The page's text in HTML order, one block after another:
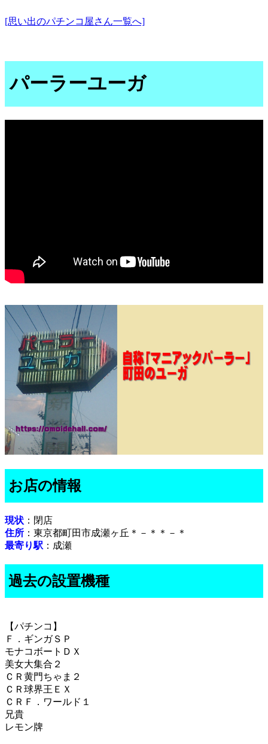
[思い出のパチンコ屋さん一覧へ]
パーラーユーガ
お店の情報
現状 ：閉店
住所 ：東京都町田市成瀬ヶ丘＊－＊＊－＊
最寄り駅 ：成瀬
過去の設置機種
【パチンコ】
Ｆ．ギンガＳＰ
モナコボートＤＸ
美女大集合２
ＣＲ黄門ちゃま２
ＣＲ球界王ＥＸ
ＣＲＦ．ワールド１
兄貴
レモン牌